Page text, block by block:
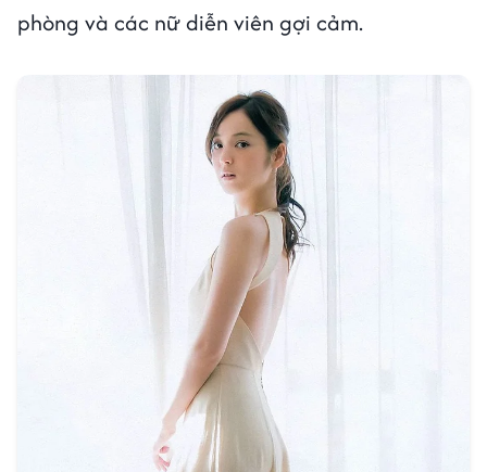
phòng và các nữ diễn viên gợi cảm.